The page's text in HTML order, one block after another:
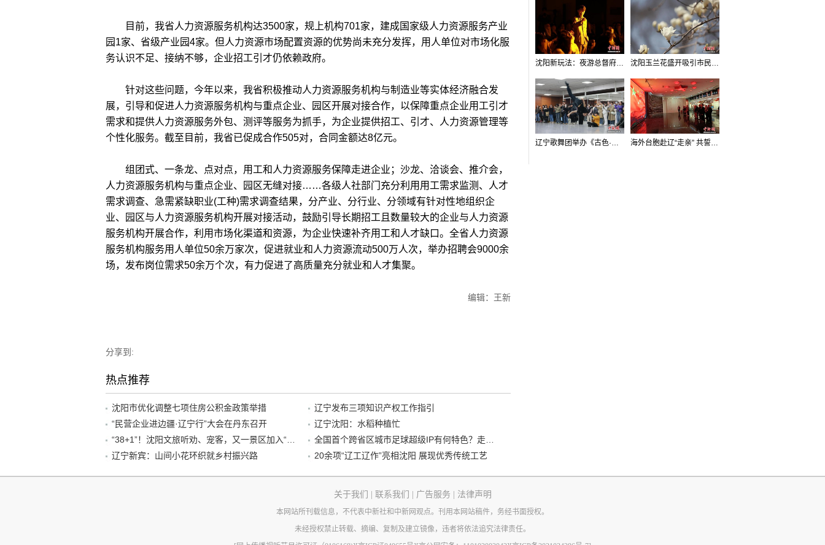
目前，我省人力资源服务机构达3500家，规上机构701家，建成国家级人力资源服务产业
园1家、省级产业园4家。但人力资源市场配置资源的优势尚未充分发挥，用人单位对市场化服
务认识不足、接纳不够，企业招工引才仍依赖政府。
针对这些问题，今年以来，我省积极推动人力资源服务机构与制造业等实体经济融合发
展，引导和促进人力资源服务机构与重点企业、园区开展对接合作，以保障重点企业用工引才
需求和提供人力资源服务外包、测评等服务为抓手，为企业提供招工、引才、人力资源管理等
个性化服务。截至目前，我省已促成合作505对，合同金额达8亿元。
组团式、一条龙、点对点，用工和人力资源服务保障走进企业；沙龙、洽谈会、推介会，
人力资源服务机构与重点企业、园区无缝对接……各级人社部门充分利用用工需求监测、人才
需求调查、急需紧缺职业(工种)需求调查结果，分产业、分行业、分领域有针对性地组织企
业、园区与人力资源服务机构开展对接活动，鼓励引导长期招工且数量较大的企业与人力资源
服务机构开展合作，利用市场化渠道和资源，为企业快速补齐用工和人才缺口。全省人力资源
服务机构服务用人单位50余万家次，促进就业和人力资源流动500万人次，举办招聘会9000余
场，发布岗位需求50余万个次，有力促进了高质量充分就业和人才集聚。
编辑：王新
分享到:
热点推荐
沈阳市优化调整七项住房公积金政策举措
辽宁发布三项知识产权工作指引
“民营企业进边疆·辽宁行”大会在丹东召开
辽宁沈阳：水稻种植忙
辽宁新宾：山间小花环织就乡村振兴路
20余项“辽工辽作”亮相沈阳 展现优秀传统工艺
沈阳新玩法：夜游总督府，当一回“赴宴者” 沈阳玉兰花盛开吸引市民打卡
辽宁歌舞团举办《古色·国宝辽宁》排练开放日活动 海外台胞赴辽“走亲” 共誓“和平初心”
关于我们 联系我们 广告服务 法律声明
本网站所刊载信息，不代表中新社和中新网观点。刊用本网站稿件，务经书面授权。
未经授权禁止转载、摘编、复制及建立镜像，违者将依法追究法律责任。